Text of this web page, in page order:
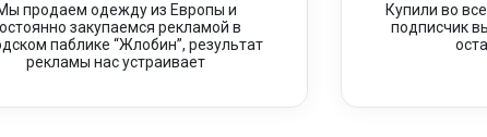
продаем одежду из Европы и
закупаемся рекламой в
паблике “Жлобин”, результат
рекламы нас устраивает
Купили во
подписчик